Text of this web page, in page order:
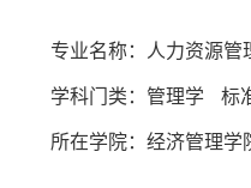
专业名称：人力资源管
学科门类： 管理学 标
所在学院：经济管理学